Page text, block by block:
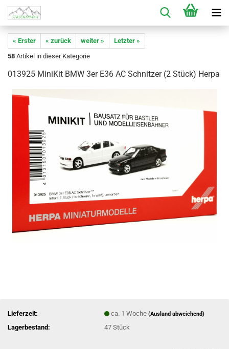
« Erster « zurück weiter »
Letzter »
58 Artikel in dieser Kategorie
013925 MiniKit BMW 3er E36 AC Schnitzer (2 Stück) Herpa
Lieferzeit: ca. 1 Woche(Ausland abweichend)
Lagerbestand: 47Stück